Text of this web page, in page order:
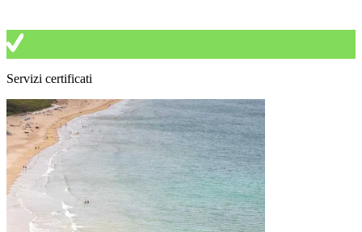
Servizi certificati